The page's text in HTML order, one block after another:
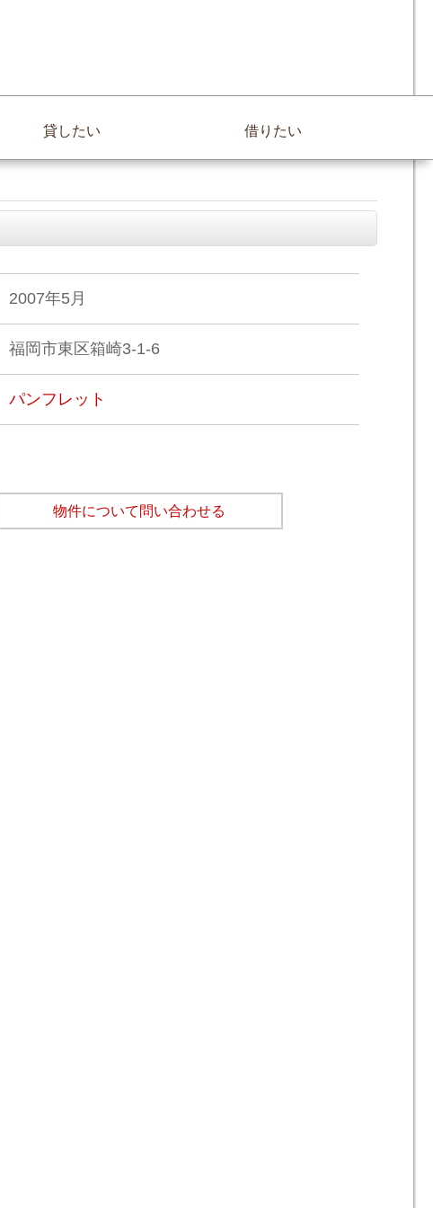
貸したい 借りたい
2007年5月
福岡市東区箱崎3-1-6
パンフレット
物件について問い合わせる